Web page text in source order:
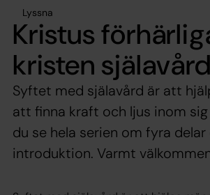
Lyssna
Kristus
kristen själavård
Syftet med själavård är att
att finna kraft och ljus inom sig
du se hela serien om fyra
introduktion. Varmt